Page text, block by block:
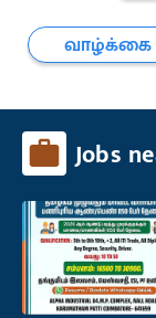
வாழ்க்கை
Jobs